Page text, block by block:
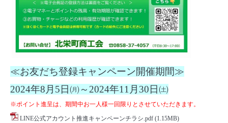
≪お友だち登録キャンペーン開催期間≫
2024年8月5日㈪～2024年11月30日㈯
※ポイント進呈は、期間中お一人様一回限りとさせていただきます。
LINE公式アカウント推進キャンペーンチラシ.pdf (1.15MB)